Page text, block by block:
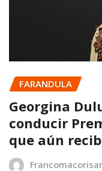
FARANDULA
Georgina
conducir
que aún